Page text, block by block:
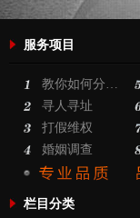
服务项目
教你如何分…
寻人寻址
打假维权
婚姻调查
栏目分类